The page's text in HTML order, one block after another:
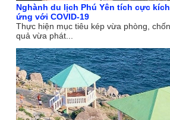
Nghành du lịch Phú Yên tích cực
ứng với COVID-19
Thực hiện mục tiêu kép vừa phòng,
quả vừa phát...